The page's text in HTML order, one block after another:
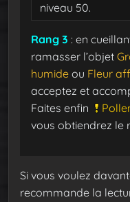
niveau 50.
Rang 3 : en
ramasser l’objet
humide ou Fleur
acceptez et
Faites enfin
vous obtiendrez le
Si vous voulez
recommande la